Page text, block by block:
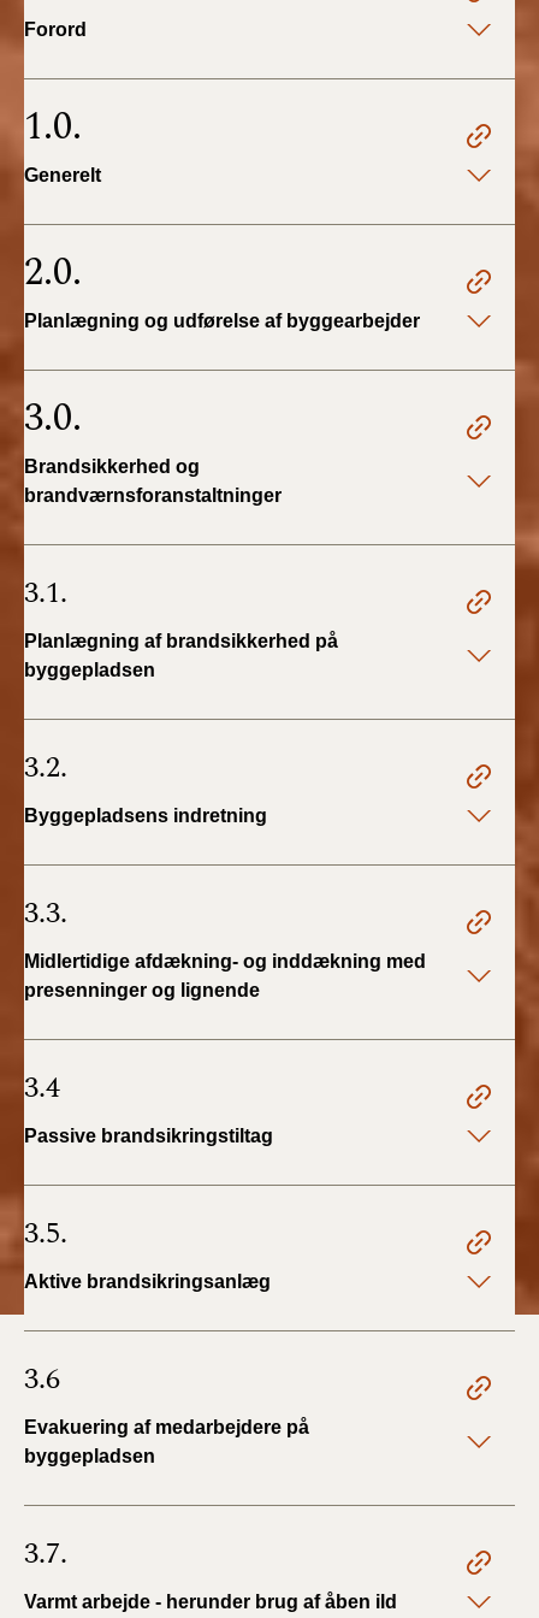
2021)
BR18 (1/7-31/12
2020)
BR18 (1/1-9/3 2020)
BR18 (1/1-4/7 2019)
2018)
2018)
BR15 (2015-2018)
2010)
Forord
1.0.
Generelt
2.0.
Planlægning og udførelse af byggearbejder
3.0.
Brandsikkerhed og
brandværnsforanstaltninger
3.1.
Planlægning af brandsikkerhed på
byggepladsen
3.2.
Byggepladsens indretning
3.3.
Midlertidige afdækning- og inddækning med
presenninger og lignende
3.4
Passive brandsikringstiltag
3.5.
Aktive brandsikringsanlæg
3.6
Evakuering af medarbejdere på
byggepladsen
3.7.
Varmt arbejde - herunder brug af åben ild